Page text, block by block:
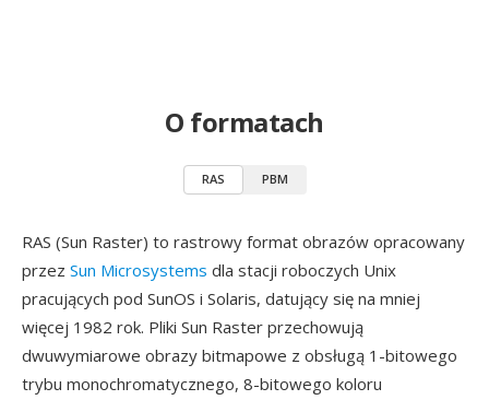
O formatach
RAS PBM
RAS (Sun Raster) to rastrowy format obrazów opracowany
przez Sun Microsystems dla stacji roboczych Unix
pracujących pod SunOS i Solaris, datujący się na mniej
więcej 1982 rok. Pliki Sun Raster przechowują
dwuwymiarowe obrazy bitmapowe z obsługą 1-bitowego
trybu monochromatycznego, 8-bitowego koloru